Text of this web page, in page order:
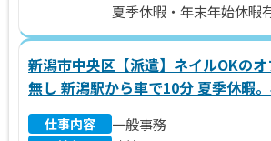
夏季休暇・年末年始休暇
年間休日110日
新潟市中央区【派遣】ネイルOKの
無し 新潟駅から車で10分 夏季休暇
り
仕事内容 一般事務